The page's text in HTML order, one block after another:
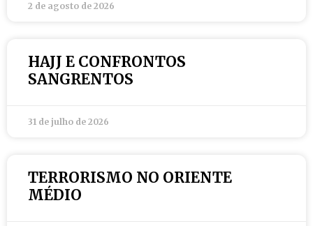
2 de agosto de 2026
HAJJ E CONFRONTOS
SANGRENTOS
31 de julho de 2026
TERRORISMO NO ORIENTE
MÉDIO